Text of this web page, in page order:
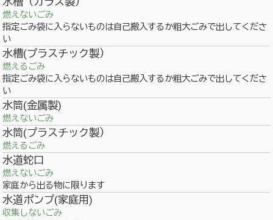
燃えないごみ
指定ごみ袋に入らないものは自己搬入するか粗大ごみで出してくださ
い
水槽(プラスチック製）
燃えるごみ
指定ごみ袋に入らないものは自己搬入するか粗大ごみで出してくださ
い
水筒(金属製)
燃えないごみ
水筒(プラスチック製）
燃えるごみ
水道蛇口
燃えないごみ
家庭から出る物に限ります
水道ポンプ(家庭用)
収集しないごみ